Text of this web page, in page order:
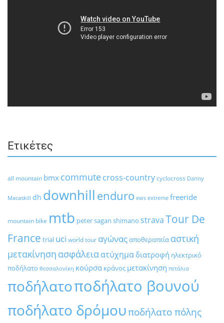
Ετικέτες
all mountain bmx commutecross-countrycyclocross Danny
Macaskill dh downhill enduro ews extreme freeride
mountain bike mtb peter sagan shimano stravaTour De
France trial uci world tour αγώναςαποθεραπεία αστική
μετακίνηση ασφάλειαατύχημα διατροφή ηλεκτρικό
ποδήλατο θεσσαλονίκη κούρσα κράνος μετακίνηση πετάλια
ποδήλατοποδήλατο βουνού
ποδήλατο δρόμουποδήλατο πόλης